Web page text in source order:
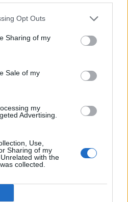
Opt Outs
Sharing of my
Sale of my
my
Advertising.
Use,
Sharing of my
with the
collected.
δύο Αφεντάδων»
στο Ανοιχτό Θέατρο